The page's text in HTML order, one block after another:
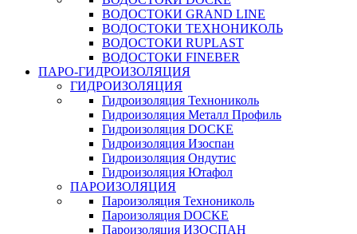
ВОДОСТОКИ GRAND LINE
ВОДОСТОКИ ТЕХНОНИКОЛЬ
ВОДОСТОКИ RUPLAST
ВОДОСТОКИ FINEBER
ПАРО-ГИДРОИЗОЛЯЦИЯ
ГИДРОИЗОЛЯЦИЯ
Гидроизоляция Технониколь
Гидроизоляция Металл Профиль
Гидроизоляция DOCKE
Гидроизоляция Изоспан
Гидроизоляция Ондутис
Гидроизоляция Ютафол
ПАРОИЗОЛЯЦИЯ
Пароизоляция Технониколь
Пароизоляция DOCKE
Пароизоляция ИЗОСПАН